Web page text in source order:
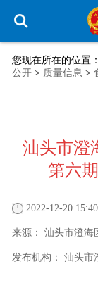
您现在所在的位置：
公开 > 质量信息 >
汕头市澄
第六
2022-12-20 15:40
来源： 汕头市澄海
发布机构： 汕头市